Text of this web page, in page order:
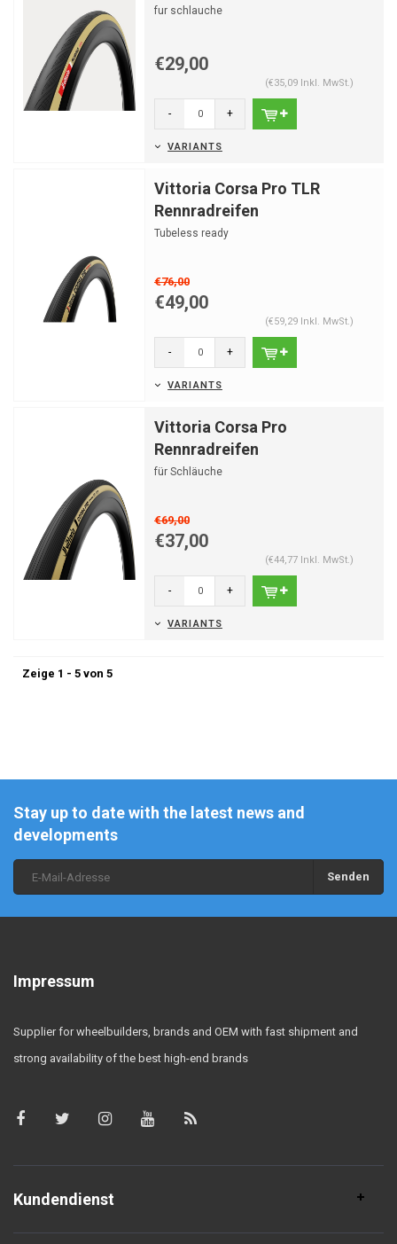
fur schlauche
€29,00
(€35,09 Inkl. MwSt.)
- +
VARIANTS
Vittoria Corsa Pro TLR
Rennradreifen
Tubeless ready
€76,00
€49,00
(€59,29 Inkl. MwSt.)
- +
VARIANTS
Vittoria Corsa Pro
Rennradreifen
für Schläuche
€69,00
€37,00
(€44,77 Inkl. MwSt.)
- +
VARIANTS
Zeige 1 - 5 von 5
Stay up to date with the latest news and
developments
Senden
Impressum
Supplier for wheelbuilders, brands and OEM with fast shipment and
strong availability of the best high-end brands
Kundendienst